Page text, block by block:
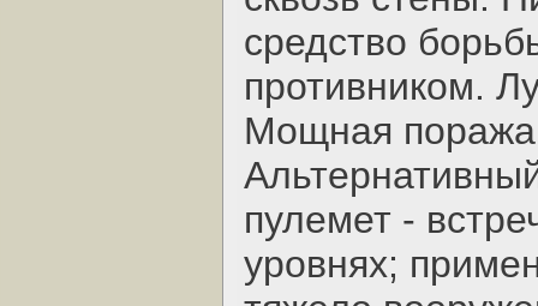
средство
противником.
Мощная
пулемет -
уровнях;